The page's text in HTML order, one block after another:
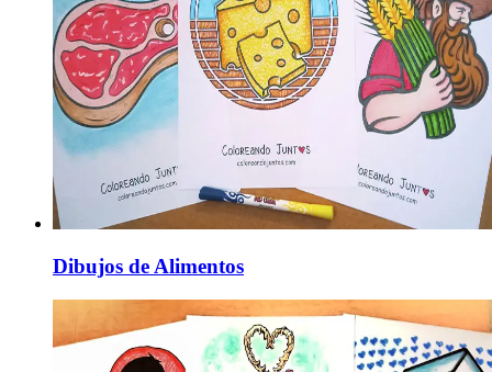
Dibujos de Alimentos